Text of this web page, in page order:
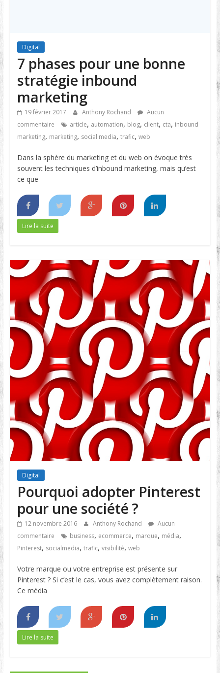
Digital
7 phases pour une bonne
stratégie inbound
marketing
19 février 2017 Anthony Rochand
Aucun
commentaire
article, automation, blog, client, cta, inbound
marketing, marketing, social media, trafic, web
Dans la sphère du marketing et du web on évoque très
souvent les techniques d’inbound marketing, mais qu’est
ce que
Lire la suite
Digital
Pourquoi adopter Pinterest
pour une société ?
12 novembre 2016 Anthony Rochand
Aucun
commentaire
business, ecommerce, marque, média,
Pinterest, socialmedia, trafic, visibilité, web
Votre marque ou votre entreprise est présente sur
Pinterest ? Si c’est le cas, vous avez complètement raison.
Ce média
Lire la suite